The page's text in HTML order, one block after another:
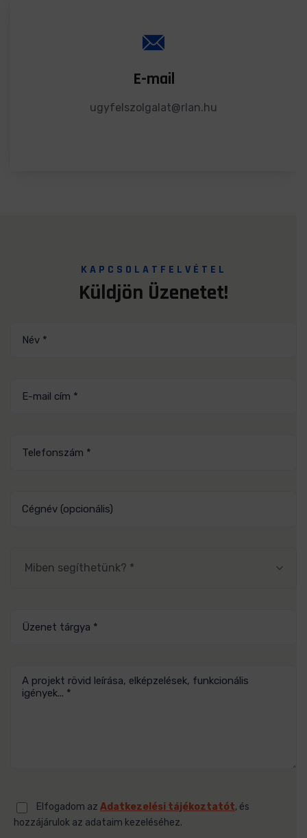
E-mail
ugyfelszolgalat@rlan.hu
KAPCSOLATFELVÉTEL
Küldjön Üzenetet!
Miben segíthetünk? *
Elfogadom az Adatkezelési tájékoztatót, és
hozzájárulok az adataim kezeléséhez.